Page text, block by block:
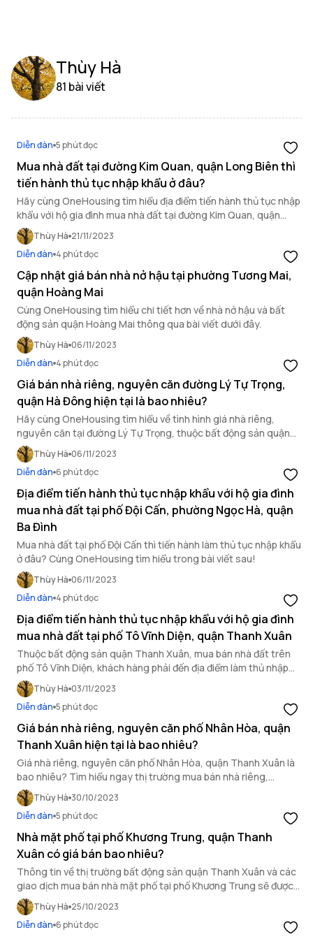
Thùy Hà
81 bài viết
Diễn đàn 5 phút đọc
Mua nhà đất tại đường Kim Quan, quận Long Biên thì
tiến hành thủ tục nhập khẩu ở đâu?
Hãy cùng OneHousing tìm hiểu địa điểm tiến hành thủ tục nhập
khẩu với hộ gia đình mua nhà đất tại đường Kim Quan, quận
Long Biên qua bài viết sau.
Thùy Hà 21/11/2023
Diễn đàn 4 phút đọc
Cập nhật giá bán nhà nở hậu tại phường Tương Mai,
quận Hoàng Mai
Cùng OneHousing tìm hiểu chi tiết hơn về nhà nở hậu và bất
động sản quận Hoàng Mai thông qua bài viết dưới đây.
Thùy Hà 06/11/2023
Diễn đàn 4 phút đọc
Giá bán nhà riêng, nguyên căn đường Lý Tự Trọng,
quận Hà Đông hiện tại là bao nhiêu?
Hãy cùng OneHousing tìm hiểu về tình hình giá nhà riêng,
nguyên căn tại đường Lý Tự Trọng, thuộc bất động sản quận
Hà Đông qua bài viết dưới đây.
Thùy Hà 06/11/2023
Diễn đàn 6 phút đọc
Địa điểm tiến hành thủ tục nhập khẩu với hộ gia đình
mua nhà đất tại phố Đội Cấn, phường Ngọc Hà, quận
Ba Đình
Mua nhà đất tại phố Đội Cấn thì tiến hành làm thủ tục nhập khẩu
ở đâu? Cùng OneHousing tìm hiểu trong bài viết sau!
Thùy Hà 06/11/2023
Diễn đàn 4 phút đọc
Địa điểm tiến hành thủ tục nhập khẩu với hộ gia đình
mua nhà đất tại phố Tô Vĩnh Diện, quận Thanh Xuân
Thuộc bất động sản quận Thanh Xuân, mua bán nhà đất trên
phố Tô Vĩnh Diện, khách hàng phải đến địa điểm làm thủ nhập
khẩu ở đâu?
Thùy Hà 03/11/2023
Diễn đàn 5 phút đọc
Giá bán nhà riêng, nguyên căn phố Nhân Hòa, quận
Thanh Xuân hiện tại là bao nhiêu?
Giá nhà riêng, nguyên căn phố Nhân Hòa, quận Thanh Xuân là
bao nhiêu? Tìm hiểu ngay thị trường mua bán nhà riêng,
nguyên căn tại phố Nhân Hòa, quận Thanh Xuân.
Thùy Hà 30/10/2023
Diễn đàn 5 phút đọc
Nhà mặt phố tại phố Khương Trung, quận Thanh
Xuân có giá bán bao nhiêu?
Thông tin về thị trường bất động sản quận Thanh Xuân và các
giao dịch mua bán nhà mặt phố tại phố Khương Trung sẽ được
OneHousing gửi tới bạn đọc ngay sau đây.
Thùy Hà 25/10/2023
Diễn đàn 6 phút đọc